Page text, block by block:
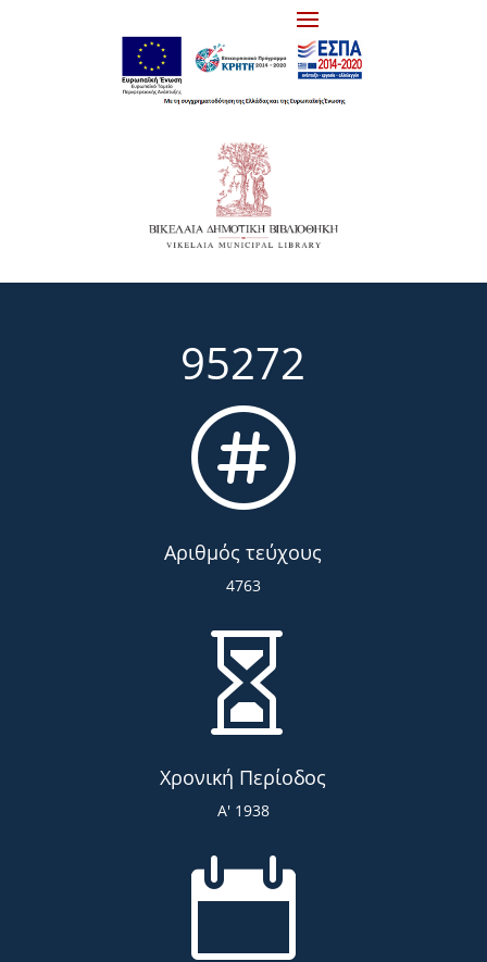
95272

Αριθμός τεύχους
4763

Χρονική Περίοδος
Α' 1938
